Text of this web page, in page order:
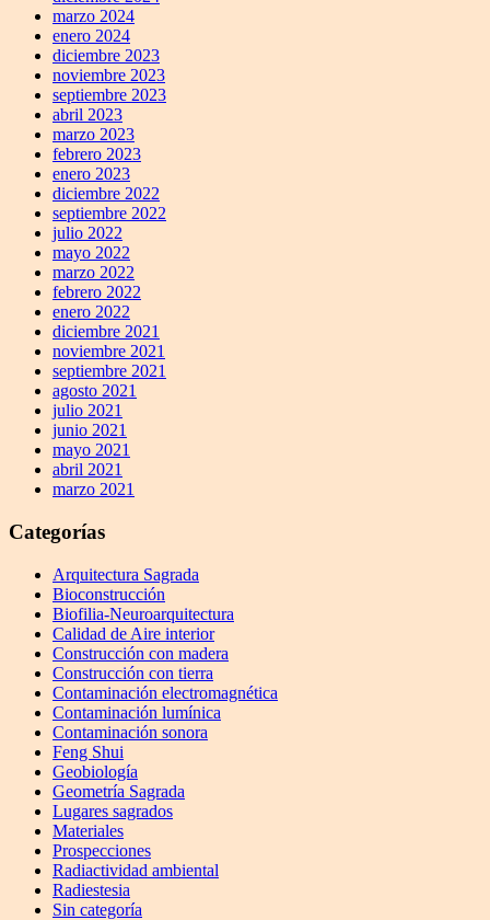
marzo 2024
enero 2024
diciembre 2023
noviembre 2023
septiembre 2023
abril 2023
marzo 2023
febrero 2023
enero 2023
diciembre 2022
septiembre 2022
julio 2022
mayo 2022
marzo 2022
febrero 2022
enero 2022
diciembre 2021
noviembre 2021
septiembre 2021
agosto 2021
julio 2021
junio 2021
mayo 2021
abril 2021
marzo 2021
Categorías
Arquitectura Sagrada
Bioconstrucción
Biofilia-Neuroarquitectura
Calidad de Aire interior
Construcción con madera
Construcción con tierra
Contaminación electromagnética
Contaminación lumínica
Contaminación sonora
Feng Shui
Geobiología
Geometría Sagrada
Lugares sagrados
Materiales
Prospecciones
Radiactividad ambiental
Radiestesia
Sin categoría